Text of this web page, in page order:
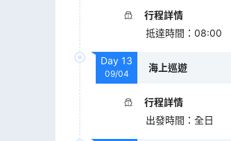
行程詳情
抵達時間 ： 08:00
Day 13
09/04
海上巡遊
行程詳情
出發時間 ： 全日